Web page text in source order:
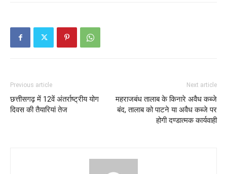
Previous article
छत्तीसगढ़ में 12वें अंतर्राष्ट्रीय योग
दिवस की तैयारियां तेज
Next article
महराजबंध तालाब के किनारे अवैध कब्जे
बंद, तालाब को पाटने या अवैध कब्जे पर
होगी दण्डात्मक कार्यवाही